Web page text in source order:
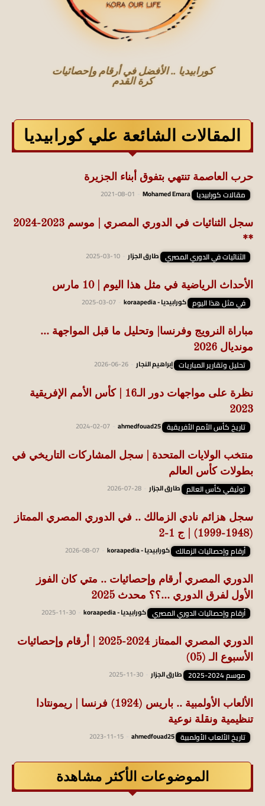
كورابيديا .. الأفضل في أرقام وإحصائيات
كرة القدم
المقالات الشائعة علي كورابيديا
حرب العاصمة تنتهي بتفوق أبناء الجزيرة
مقالات كورابيديا Mohamed Emara
2021-08-01
سجل الثنائيات في الدوري المصري | موسم 2023-2024
**
الثنائيات في الدوري المصري طارق الجزار 2025-03-10
الأحداث الرياضية في مثل هذا اليوم | 10 مارس
في مثل هذا اليوم كورابيديا - koraapedia 2025-03-07
مباراة النرويج وفرنسا| وتحليل ما قبل المواجهة …
مونديال 2026
تحليل وتقارير المباريات إبراهيم النجار 2026-06-26
نظرة على مواجهات دور الـ16 | كأس الأمم الإفريقية
2023
تاريخ كأس الأمم الأفريقية ahmedfouad25
2024-02-07
منتخب الولايات المتحدة | سجل المشاركات التاريخي في
بطولات كأس العالم
توثيقي كأس العالم طارق الجزار 2026-07-28
سجل هزائم نادي الزمالك .. في الدوري المصري الممتاز
(1948-1999) | ج 1-2
أرقام وإحصائيات الزمالك كورابيديا - koraapedia 2026-08-07
الدوري المصري أرقام وإحصائيات .. متي كان الفوز
الأول لفرق الدوري …؟؟ محدث 2025
أرقام وإحصائيات الدوري المصري كورابيديا - koraapedia 2025-11-30
الدوري المصري الممتاز 2024-2025 | أرقام وإحصائيات
الأسبوع الـ (05)
موسم 2024-2025 طارق الجزار 2025-11-30
الألعاب الأولمبية .. باريس (1924) فرنسا | ريمونتادا
تنظيمية ونقلة نوعية
تاريخ الألعاب الأولمبية ahmedfouad25
2023-11-15
الموضوعات الأكثر مشاهدة